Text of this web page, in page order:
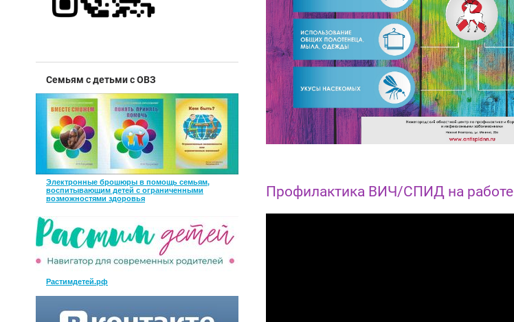
Семьям с детьми с ОВЗ
Электронные брошюры в помощь семьям,
воспитывающим детей с ограниченными
возможностями здоровья
Растимдетей.рф
Профилактика ВИЧ/СПИД на работе